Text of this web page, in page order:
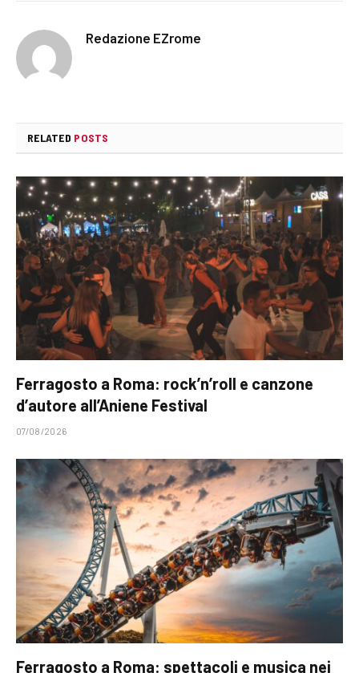
Redazione EZrome
RELATED POSTS
Ferragosto a Roma: rock’n’roll e canzone
d’autore all’Aniene Festival
07/08/2026
Ferragosto a Roma: spettacoli e musica nei